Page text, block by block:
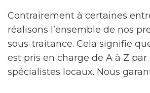
Contrairement à certaines
réalisons l’ensemble de nos
sous-traitance. Cela signifie
est pris en charge de A à Z
spécialistes locaux. Nous